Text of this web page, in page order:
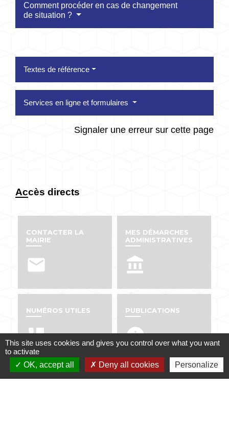
Comment procéder en cas de changement
de situation ?
Textes de référence
Services en ligne et formulaires
Signaler une erreur sur cette page
Accès directs
CONTACTER LA
MAIRIE
email
MES DÉMARCHES
ADMINISTRATIVES
account_balance
NUMÉROS UTILES
perm_phone_msg
PUBLICATIONS
info
This site uses cookies and gives you control over what you want
to activate
OK, accept all
Deny all cookies Personalize